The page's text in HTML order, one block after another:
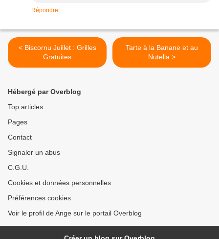
Répondre
< Biscornu Juillet : Grilles
Gratuites
Tarte à la Banane et au
Nutella >
Hébergé par Overblog
Top articles
Pages
Contact
Signaler un abus
C.G.U.
Cookies et données personnelles
Préférences cookies
Voir le profil de Ange sur le portail Overblog